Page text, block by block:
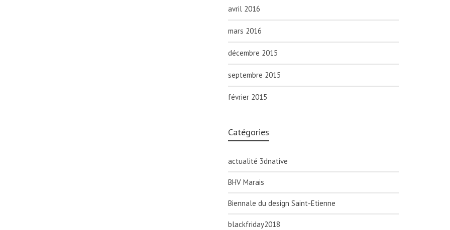
avril 2016
mars 2016
décembre 2015
septembre 2015
février 2015
Catégories
actualité 3dnative
BHV Marais
Biennale du design Saint-Etienne
blackfriday2018